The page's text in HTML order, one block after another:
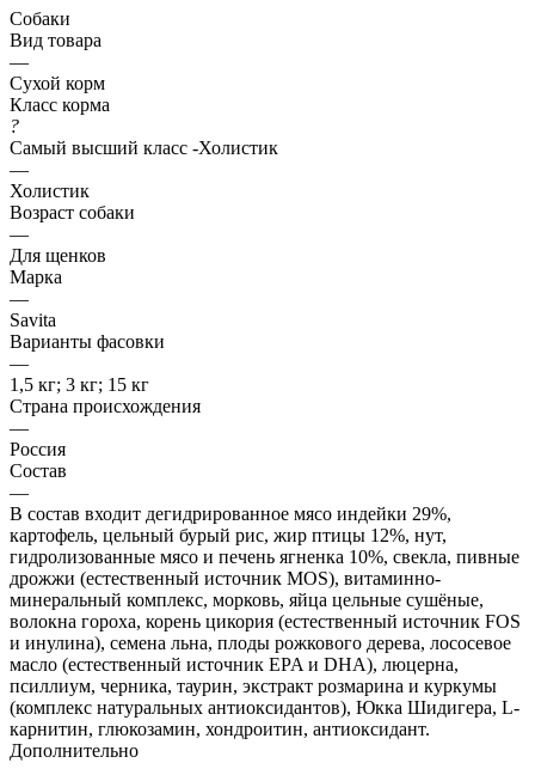
Собаки
Вид товара
—
Сухой корм
Класс корма
?
Самый высший класс -Холистик
—
Холистик
Возраст собаки
—
Для щенков
Марка
—
Savita
Варианты фасовки
—
1,5 кг; 3 кг; 15 кг
Страна происхождения
—
Россия
Состав
—
В состав входит дегидрированное мясо индейки 29%,
картофель, цельный бурый рис, жир птицы 12%, нут,
гидролизованные мясо и печень ягненка 10%, свекла, пивные
дрожжи (естественный источник MOS), витаминно-
минеральный комплекс, морковь, яйца цельные сушёные,
волокна гороха, корень цикория (естественный источник FOS
и инулина), семена льна, плоды рожкового дерева, лососевое
масло (естественный источник EPA и DHA), люцерна,
псиллиум, черника, таурин, экстракт розмарина и куркумы
(комплекс натуральных антиоксидантов), Юкка Шидигера, L-
карнитин, глюкозамин, хондроитин, антиоксидант.
Дополнительно